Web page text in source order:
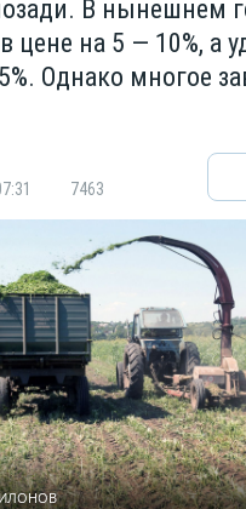
В нынешнем
цене на 5 — 10%, а
Однако многое
7463